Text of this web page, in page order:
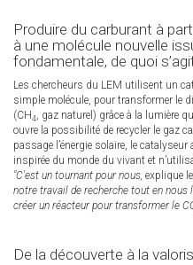
Produire du carburant à
à une molécule nouvelle
fondamentale, de quoi
Les chercheurs du LEM utilisent un
simple molécule, pour transformer le
(CH4, gaz naturel) grâce à la lumière
ouvre la possibilité de recycler le gaz
passage l’énergie solaire, le
inspirée du monde du vivant et
"C'est un tournant pour nous, explique
notre travail de recherche tout en nous
créer un réacteur pour transformer le
De la découverte à la